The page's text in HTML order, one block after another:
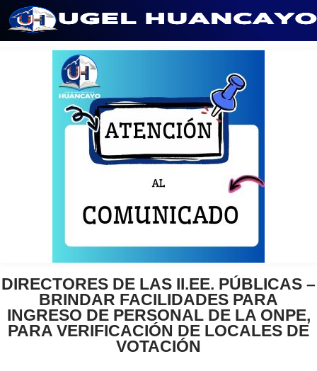
DIRECTORES DE LAS II.EE. PÚBLICAS –
BRINDAR FACILIDADES PARA
INGRESO DE PERSONAL DE LA ONPE,
PARA VERIFICACIÓN DE LOCALES DE
VOTACIÓN